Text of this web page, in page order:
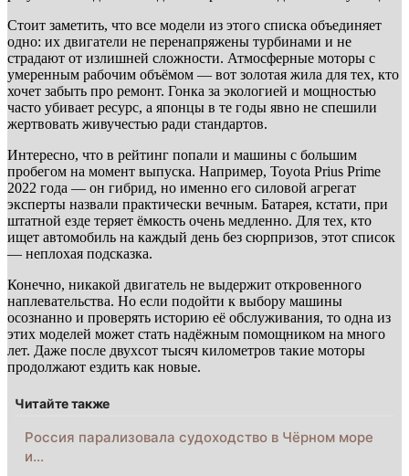
Стоит заметить, что все модели из этого списка объединяет
одно: их двигатели не перенапряжены турбинами и не
страдают от излишней сложности. Атмосферные моторы с
умеренным рабочим объёмом — вот золотая жила для тех, кто
хочет забыть про ремонт. Гонка за экологией и мощностью
часто убивает ресурс, а японцы в те годы явно не спешили
жертвовать живучестью ради стандартов.
Интересно, что в рейтинг попали и машины с большим
пробегом на момент выпуска. Например, Toyota Prius Prime
2022 года — он гибрид, но именно его силовой агрегат
эксперты назвали практически вечным. Батарея, кстати, при
штатной езде теряет ёмкость очень медленно. Для тех, кто
ищет автомобиль на каждый день без сюрпризов, этот список
— неплохая подсказка.
Конечно, никакой двигатель не выдержит откровенного
наплевательства. Но если подойти к выбору машины
осознанно и проверять историю её обслуживания, то одна из
этих моделей может стать надёжным помощником на много
лет. Даже после двухсот тысяч километров такие моторы
продолжают ездить как новые.
Читайте также
Россия парализовала судоходство в Чёрном море
и…